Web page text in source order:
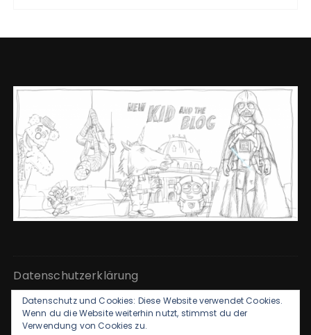
Datenschutzerklärung
Kontakt & Impressum
Datenschutz und Cookies: Diese Website verwendet Cookies.
Wenn du die Website weiterhin nutzt, stimmst du der
Verwendung von Cookies zu.